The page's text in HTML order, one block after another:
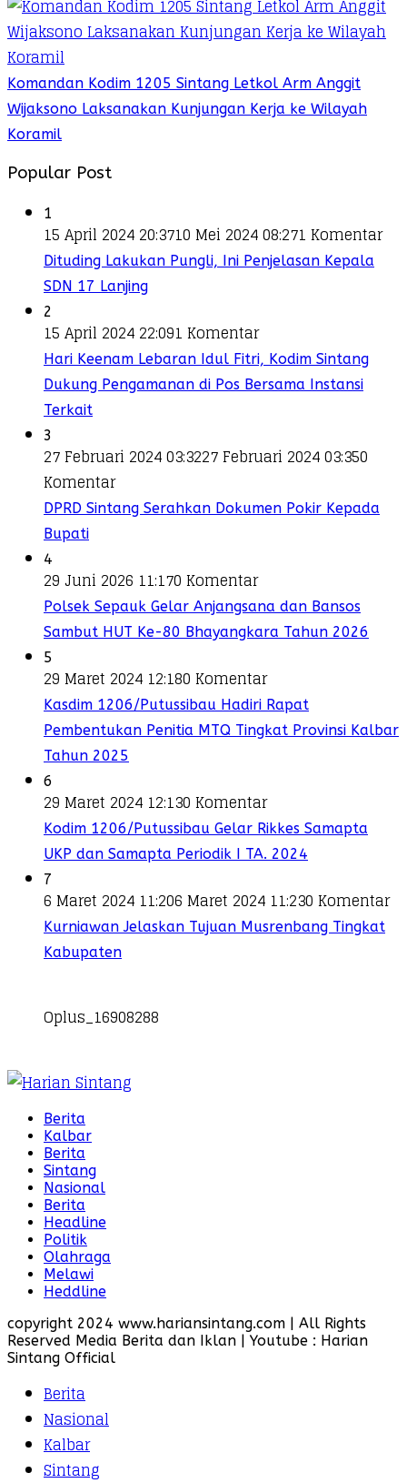
Komandan Kodim 1205 Sintang Letkol Arm Anggit
Wijaksono Laksanakan Kunjungan Kerja ke Wilayah
Koramil
Popular Post
1
15 April 2024 20:3710 Mei 2024 08:271 Komentar
Dituding Lakukan Pungli, Ini Penjelasan Kepala
SDN 17 Lanjing
2
15 April 2024 22:091 Komentar
Hari Keenam Lebaran Idul Fitri, Kodim Sintang
Dukung Pengamanan di Pos Bersama Instansi
Terkait
3
27 Februari 2024 03:3227 Februari 2024 03:350
Komentar
DPRD Sintang Serahkan Dokumen Pokir Kepada
Bupati
4
29 Juni 2026 11:170 Komentar
Polsek Sepauk Gelar Anjangsana dan Bansos
Sambut HUT Ke-80 Bhayangkara Tahun 2026
5
29 Maret 2024 12:180 Komentar
Kasdim 1206/Putussibau Hadiri Rapat
Pembentukan Penitia MTQ Tingkat Provinsi Kalbar
Tahun 2025
6
29 Maret 2024 12:130 Komentar
Kodim 1206/Putussibau Gelar Rikkes Samapta
UKP dan Samapta Periodik I TA. 2024
7
6 Maret 2024 11:206 Maret 2024 11:230 Komentar
Kurniawan Jelaskan Tujuan Musrenbang Tingkat
Kabupaten
Oplus_16908288
Berita
Kalbar
Berita
Sintang
Nasional
Berita
Headline
Politik
Olahraga
Melawi
Heddline
copyright 2024 www.hariansintang.com | All Rights
Reserved Media Berita dan Iklan | Youtube : Harian
Sintang Official
Berita
Nasional
Kalbar
Sintang